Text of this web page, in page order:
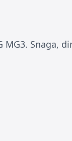
MG3. Snaga,